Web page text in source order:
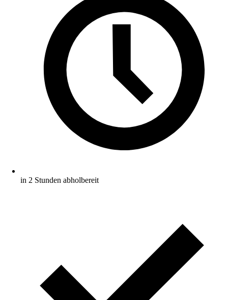
in 2 Stunden abholbereit